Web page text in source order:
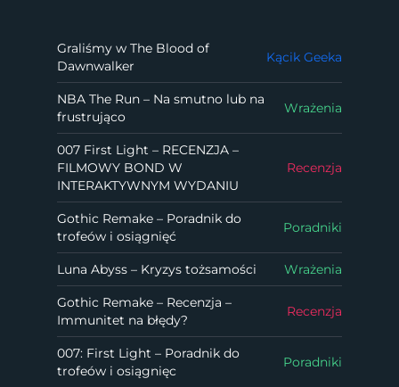
Graliśmy w The Blood of
Dawnwalker
Kącik Geeka
NBA The Run – Na smutno lub na
frustrująco
Wrażenia
007 First Light – RECENZJA –
FILMOWY BOND W
INTERAKTYWNYM WYDANIU
Recenzja
Gothic Remake – Poradnik do
trofeów i osiągnięć
Poradniki
Luna Abyss – Kryzys tożsamości Wrażenia
Gothic Remake – Recenzja –
Immunitet na błędy?
Recenzja
007: First Light – Poradnik do
trofeów i osiągnięc
Poradniki